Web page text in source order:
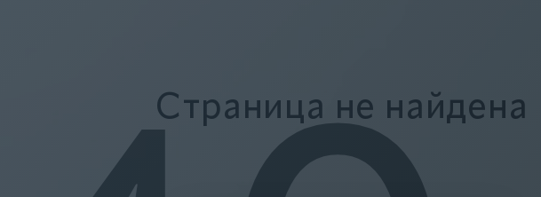
Страница не найдена